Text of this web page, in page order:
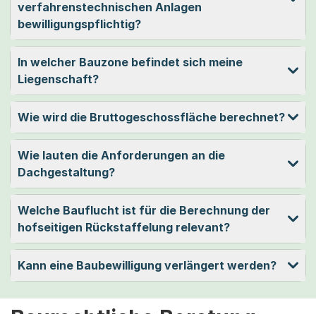
verfahrenstechnischen Anlagen
bewilligungspflichtig?
In welcher Bauzone befindet sich meine
Liegenschaft?
Wie wird die Bruttogeschossfläche berechnet?
Wie lauten die Anforderungen an die
Dachgestaltung?
Welche Bauflucht ist für die Berechnung der
hofseitigen Rückstaffelung relevant?
Kann eine Baubewilligung verlängert werden?